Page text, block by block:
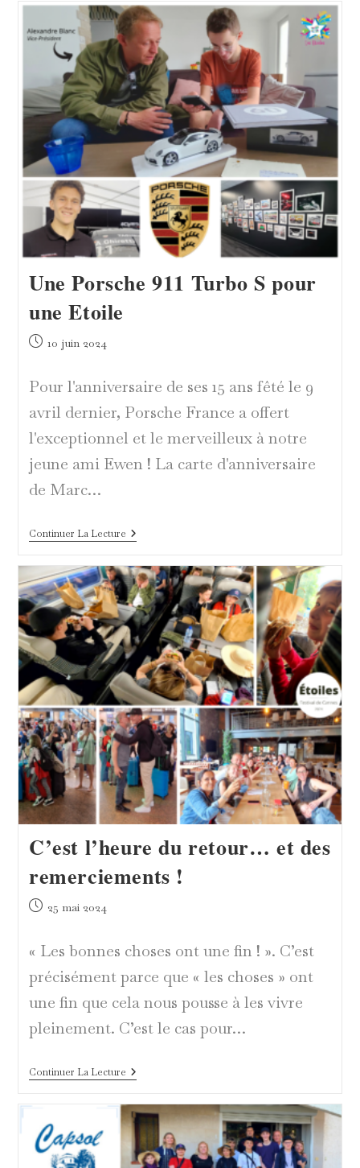
La
Joie
Du
Cinéma
Pour
Tous
À
L’hôpital
Une Porsche 911 Turbo S pour
une Etoile
Publication
10 juin 2024
Pour l'anniversaire de ses 15 ans fêté le 9
avril dernier, Porsche France a offert
l'exceptionnel et le merveilleux à notre
jeune ami Ewen ! La carte d'anniversaire
de Marc…
Continuer La LectureUne
Porsche
Turbo
S
Pour
Une
Etoile
C’est l’heure du retour… et des
remerciements !
Publication
25 mai 2024
« Les bonnes choses ont une fin ! ». C’est
précisément parce que « les choses » ont
une fin que cela nous pousse à les vivre
pleinement. C’est le cas pour…
Continuer La LectureC’est
L’heure
Retour…
Et
Des
Remerciements